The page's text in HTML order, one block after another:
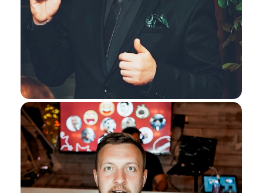
персональных данных в целях рассмотрения моего
обращения согласно
Политике обработки персональных
данных
Согласию на обработку персональных данных